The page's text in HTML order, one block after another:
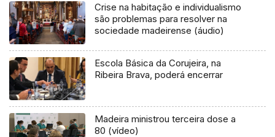
Crise na habitação e individualismo
são problemas para resolver na
sociedade madeirense (áudio)
Escola Básica da Corujeira, na
Ribeira Brava, poderá encerrar
Madeira ministrou terceira dose a
80 (vídeo)